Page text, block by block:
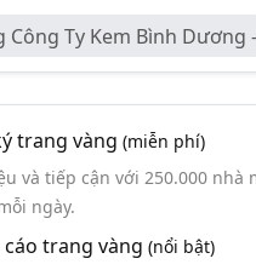
Công Ty Kem Bình Dương -
trang vàng (miễn phí)
và tiếp cận với 250.000 nhà
ngày.
trang vàng (nổi bật)